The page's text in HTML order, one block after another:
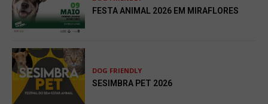
FESTA ANIMAL 2026 EM MIRAFLORES
DOG FRIENDLY
SESIMBRA PET 2026